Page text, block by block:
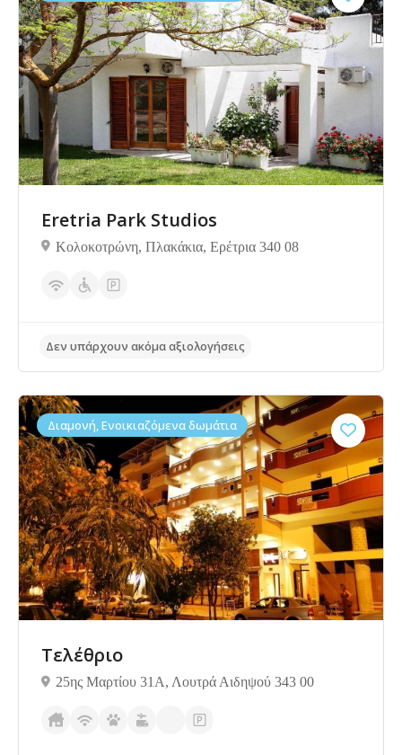
Δεν υπάρχουν ακόμα αξιολογήσεις
Δεν υπάρχουν ακόμα αξιολογήσεις
Eretria Park Studios
Κολοκοτρώνη, Πλακάκια, Ερέτρια 340 08
Διαμονή, Ενοικιαζόμενα δωμάτια
Τελέθριο
25ης Μαρτίου 31Α, Λουτρά Αιδηψού 343 00